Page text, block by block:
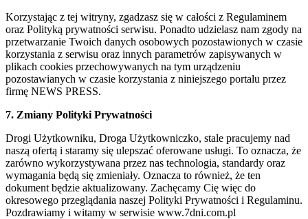
Korzystając z tej witryny, zgadzasz się w całości z Regulaminem
oraz Polityką prywatności serwisu. Ponadto udzielasz nam zgody na
przetwarzanie Twoich danych osobowych pozostawionych w czasie
korzystania z serwisu oraz innych parametrów zapisywanych w
plikach cookies przechowywanych na tym urządzeniu
pozostawianych w czasie korzystania z niniejszego portalu przez
firmę NEWS PRESS.
7. Zmiany Polityki Prywatności
Drogi Użytkowniku, Droga Użytkowniczko, stale pracujemy nad
naszą ofertą i staramy się ulepszać oferowane usługi. To oznacza, że
zarówno wykorzystywana przez nas technologia, standardy oraz
wymagania będą się zmieniały. Oznacza to również, że ten
dokument będzie aktualizowany. Zachęcamy Cię więc do
okresowego przeglądania naszej Polityki Prywatności i Regulaminu.
Pozdrawiamy i witamy w serwisie www.7dni.com.pl